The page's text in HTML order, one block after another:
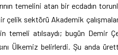
temelini atan bir ecdadın
sektörü Akademik
temeli atılsaydı; bugün Demir
Ülkemiz belirlerdi. Şu anda